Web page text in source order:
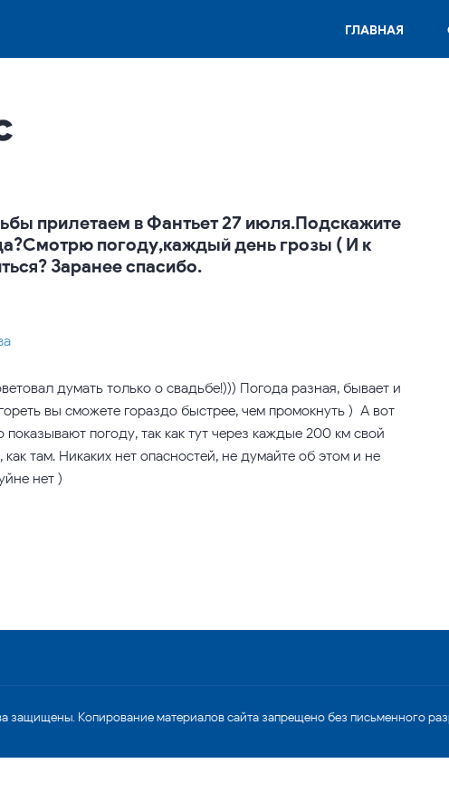
ГЛАВНАЯ
прилетаем в Фантьет 27 июля.Подскажите
погоду,каждый день грозы ( И к
Заранее спасибо.
думать только о свадьбе!))) Погода разная, бывает и
вы сможете гораздо быстрее, чем промокнуть ) А вот
погоду, так как тут через каждые 200 км свой
там. Никаких нет опасностей, не думайте об этом и не
нет )
защищены. Копирование материалов сайта запрещено без письменного